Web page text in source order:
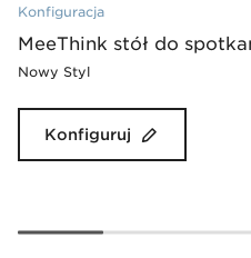
Konfiguracja
MeeThink stół do
Nowy Styl
Konfiguruj